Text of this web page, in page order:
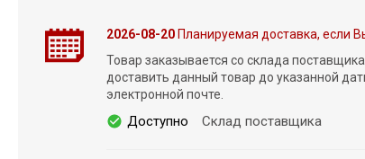
2026-08-20Планируемая доставка, если
Товар заказывается со склада
доставить данный товар до указанной
электронной почте.
Доступно Склад поставщика